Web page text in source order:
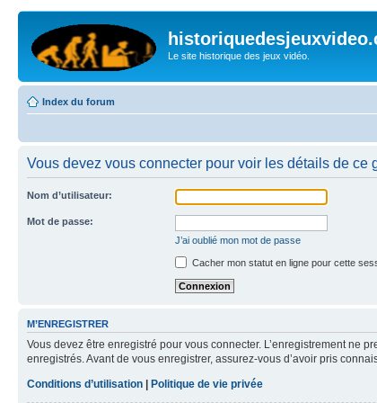
Le site historique des jeux vidéo.
Index du forum
Vous devez vous connecter pour voir les détails de ce
Nom d’utilisateur:
Mot de passe:
J’ai oublié mon mot de passe
Cacher mon statut en ligne pour cette
M’ENREGISTRER
Vous devez être enregistré pour vous connecter. L’enregistrement ne
enregistrés. Avant de vous enregistrer, assurez-vous d’avoir pris
Conditions d’utilisation
Politique de vie privée